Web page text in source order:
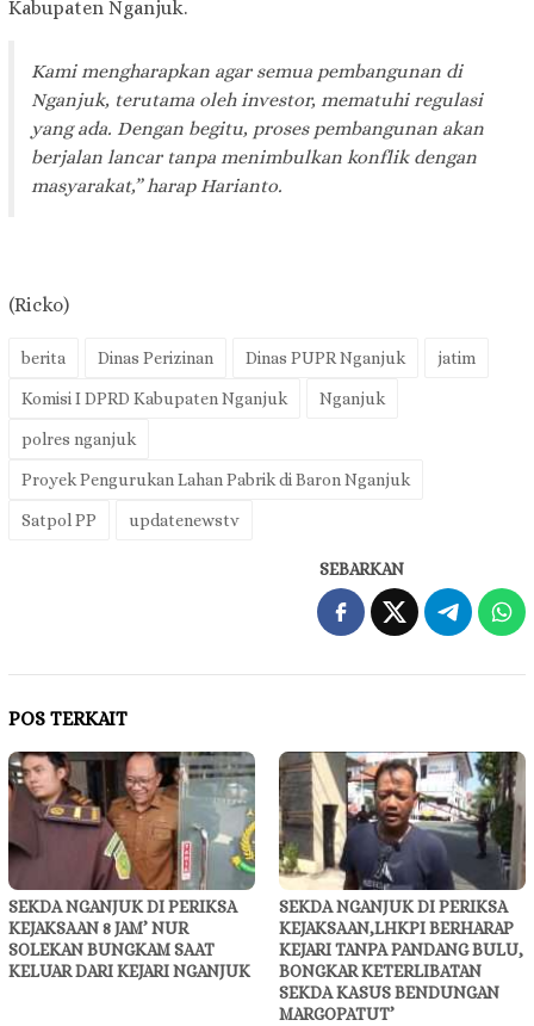
Kabupaten Nganjuk.
Kami mengharapkan agar semua pembangunan di
Nganjuk, terutama oleh investor, mematuhi regulasi
yang ada. Dengan begitu, proses pembangunan akan
berjalan lancar tanpa menimbulkan konflik dengan
masyarakat,” harap Harianto.
(Ricko)
berita Dinas Perizinan Dinas PUPR Nganjuk jatim
Komisi I DPRD Kabupaten Nganjuk Nganjuk
polres nganjuk
Proyek Pengurukan Lahan Pabrik di Baron Nganjuk
Satpol PP updatenewstv
SEBARKAN
POS TERKAIT
SEKDA NGANJUK DI PERIKSA
KEJAKSAAN 8 JAM’ NUR
SOLEKAN BUNGKAM SAAT
KELUAR DARI KEJARI NGANJUK
SEKDA NGANJUK DI PERIKSA
KEJAKSAAN,LHKPI BERHARAP
KEJARI TANPA PANDANG BULU,
BONGKAR KETERLIBATAN
SEKDA KASUS BENDUNGAN
MARGOPATUT’